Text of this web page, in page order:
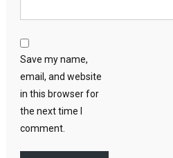
Save my name,
email, and website
in this browser for
the next time I
comment.